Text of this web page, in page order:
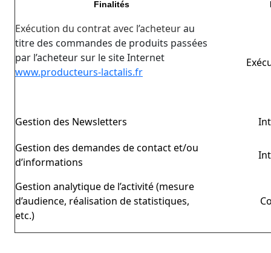
Finalités
Exécution du contrat avec l’acheteurau
titre des commandes de produits passées
par l’acheteur sur le site Internet
www.producteurs-lactalis.fr
Gestion des Newsletters
Gestion des demandes de contact et/ou
d’informations
Gestion analytique de l’activité (mesure
d’audience, réalisation de statistiques,
etc.)